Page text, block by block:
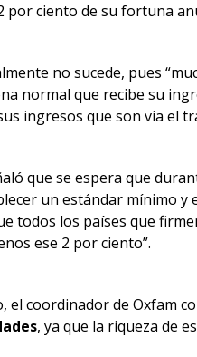
por ciento de su fortuna
no sucede, pues
normal que recibe su
ingresos que son vía el
que se espera que
un estándar mínimo y
todos los países que
ese 2 por ciento”.
el coordinador de Oxfam
, ya que la riqueza de